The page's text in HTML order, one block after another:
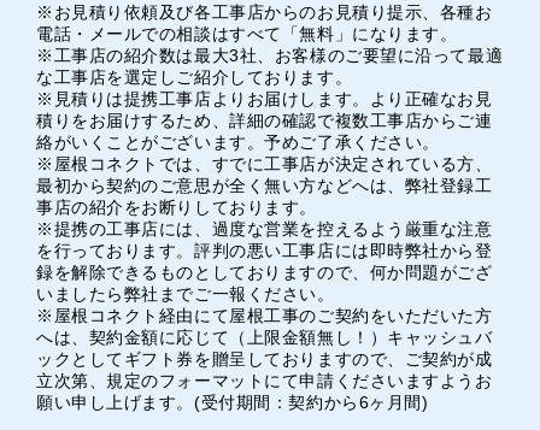
※お見積り依頼及び各工事店からのお見積り提示、各種お
電話・メールでの相談はすべて「無料」になります。
※工事店の紹介数は最大3社、お客様のご要望に沿って最適
な工事店を選定しご紹介しております。
※見積りは提携工事店よりお届けします。より正確なお見
積りをお届けするため、詳細の確認で複数工事店からご連
絡がいくことがございます。予めご了承ください。
※屋根コネクトでは、すでに工事店が決定されている方、
最初から契約のご意思が全く無い方などへは、弊社登録工
事店の紹介をお断りしております。
※提携の工事店には、過度な営業を控えるよう厳重な注意
を行っております。評判の悪い工事店には即時弊社から登
録を解除できるものとしておりますので、何か問題がござ
いましたら弊社までご一報ください。
※屋根コネクト経由にて屋根工事のご契約をいただいた方
へは、契約金額に応じて（上限金額無し！）キャッシュバ
ックとしてギフト券を贈呈しておりますので、ご契約が成
立次第、規定のフォーマットにて申請くださいますようお
願い申し上げます。(受付期間：契約から6ヶ月間)